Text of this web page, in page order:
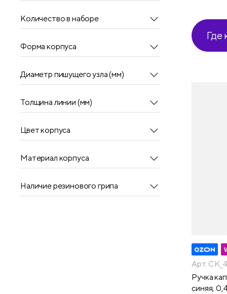
Количество в наборе
Форма корпуса
Диаметр пишущего узла (мм)
Толщина линии (мм)
Цвет корпуса
Материал корпуса
Наличие резинового грипа
Где
Арт.
Ручка
синяя,